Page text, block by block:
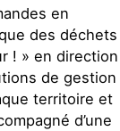
en
des déchets
! » en direction
de gestion
territoire et
d’une